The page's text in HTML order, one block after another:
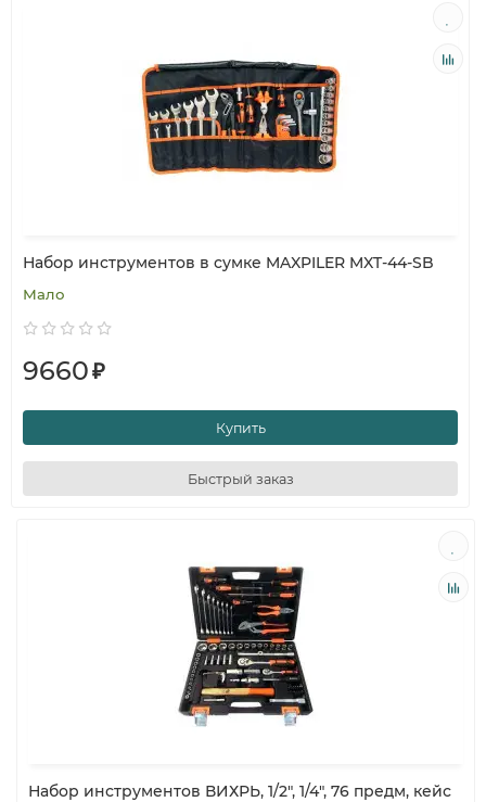
Набор инструментов в сумке MAXPILER MXT-44-SB
Мало
9660₽
Купить
Быстрый заказ
Набор инструментов ВИХРЬ, 1/2", 1/4", 76 предм, кейс